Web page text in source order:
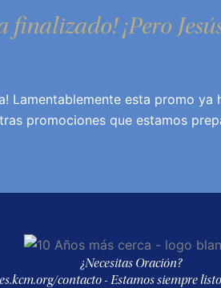
¡Pero
Lamentablemente esta promo ya
promociones que estamos
¿Necesitas Oración?
contacto - Estamos siempre